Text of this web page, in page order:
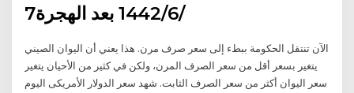
7‏‏/6‏‏/1442 بعد الهجرة
الآن تنتقل الحكومة ببطء إلى سعر صرف مرن. هذا يعني أن اليوان الصيني
يتغير بسعر أقل من سعر الصرف المرن، ولكن في كثير من الأحيان يتغير
سعر اليوان أكثر من سعر الصرف الثابت. شهد سعر الدولار الأمريكى اليوم